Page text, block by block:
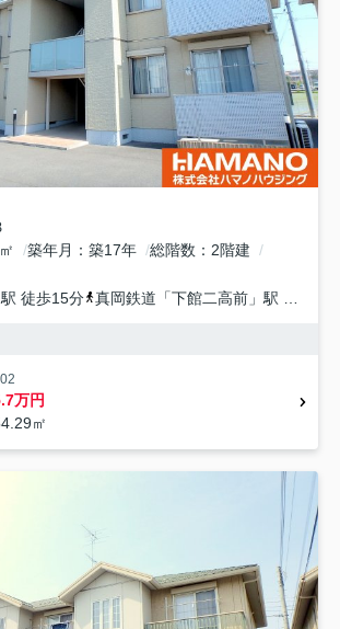
築年月 築17年 総階数
2階建
駅 徒歩15分 真岡鉄道 「下館二高前 」駅 徒歩31分
万円
㎡